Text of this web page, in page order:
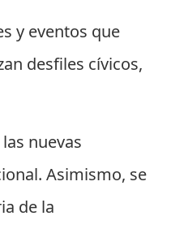
y eventos que
desfiles cívicos,
nuevas
Asimismo, se
de la